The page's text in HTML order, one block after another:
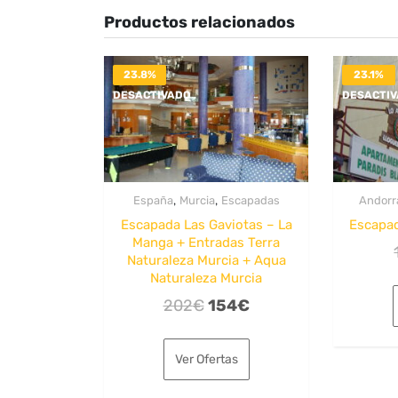
Productos relacionados
23.8%
DESACTIVADO
España, Murcia, Escapadas
Escapada Las Gaviotas – La
Manga + Entradas Terra
Naturaleza Murcia + Aqua
Naturaleza Murcia
202€ El
original
era:
154€El
es:
Ver Ofertas
23.1%